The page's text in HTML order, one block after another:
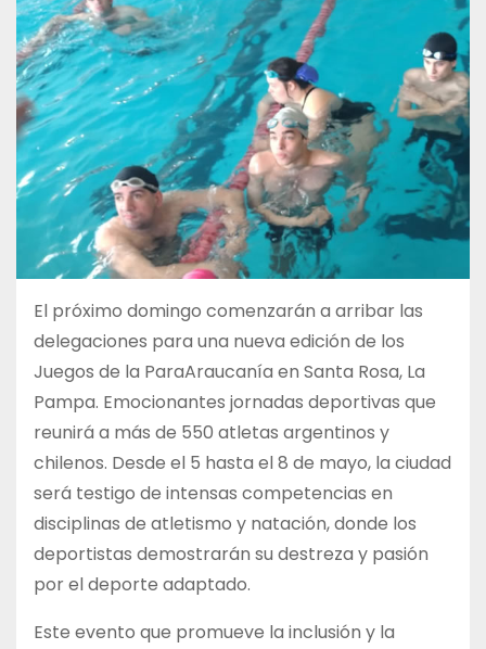
El próximo domingo comenzarán a arribar las
delegaciones para una nueva edición de los
Juegos de la ParaAraucanía en Santa Rosa, La
Pampa. Emocionantes jornadas deportivas que
reunirá a más de 550 atletas argentinos y
chilenos. Desde el 5 hasta el 8 de mayo, la ciudad
será testigo de intensas competencias en
disciplinas de atletismo y natación, donde los
deportistas demostrarán su destreza y pasión
por el deporte adaptado.
Este evento que promueve la inclusión y la